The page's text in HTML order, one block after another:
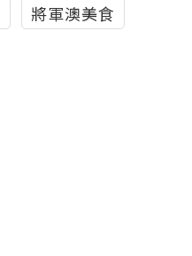
將軍澳美食